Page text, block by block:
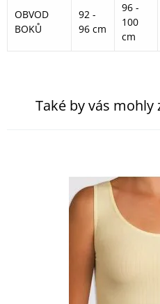
OBVOD
BOKŮ
92 -
96 cm
96 -
100
cm
Také by vás